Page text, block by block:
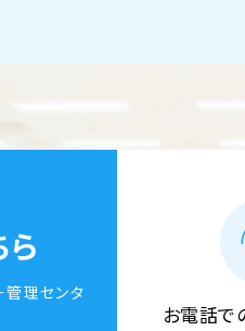
管理センタ
お電話で